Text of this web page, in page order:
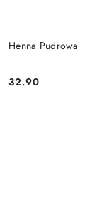
Henna Pudrowa
Cena:
32.90